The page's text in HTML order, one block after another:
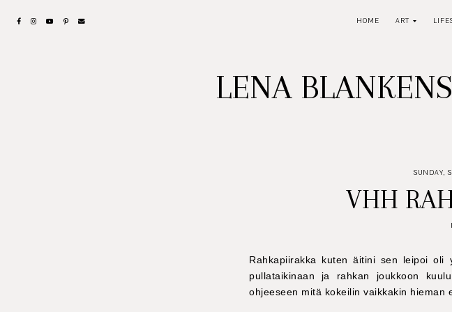
HOME ART
LENA
SUNDAY,
VHH
Rahkapiirakka kuten äitini sen leipoi oli
pullataikinaan ja rahkan joukkoon
ohjeeseen mitä kokeilin vaikkakin hieman